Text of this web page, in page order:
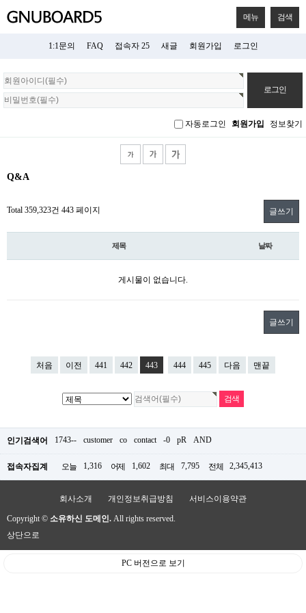
메뉴 검색
1:1문의 FAQ 접속자 25 새글 회원가입 로그인
회
원
로
자동로그인 회원가입 정보찾기
Q&A
Total 359,323건 443 페이지 글쓰기
제목 날짜
게시물이 없습니다.
글쓰기
처음 이전 441 442 443 444 445 다음 맨끝
인기검색어 1743-- customer co contact -0 pR AND
접속자집계 오늘 1,316 어제 1,602 최대 7,795 전체 2,345,413
회사소개 개인정보취급방침 서비스이용약관
Copyright © 소유하신 도메인. All rights reserved.
상단으로
PC 버전으로 보기